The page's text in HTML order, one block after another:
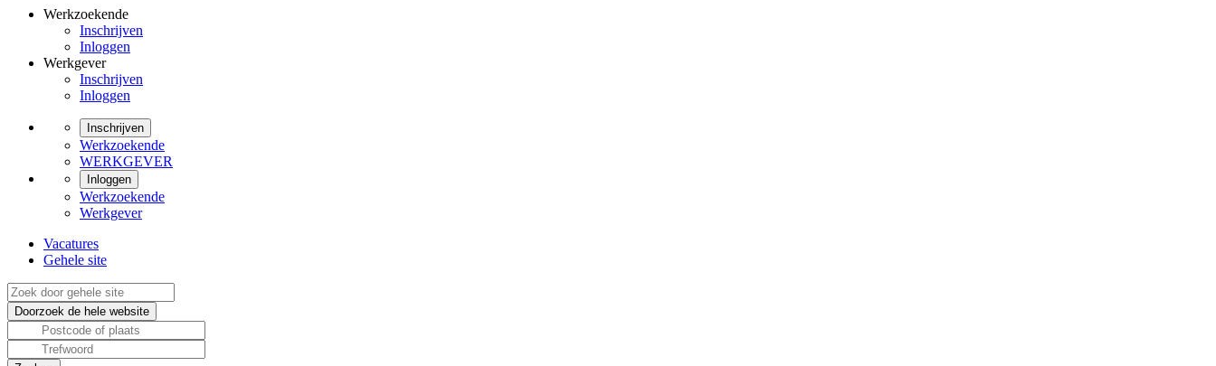
Werkzoekende
Inschrijven
Inloggen
Werkgever
Inschrijven
Inloggen
Inschrijven
Werkzoekende
WERKGEVER
Inloggen
Werkzoekende
Werkgever
Vacatures
Gehele site